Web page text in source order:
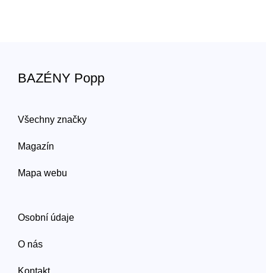
BAZÉNY Popp
Všechny značky
Magazín
Mapa webu
Osobní údaje
O nás
Kontakt